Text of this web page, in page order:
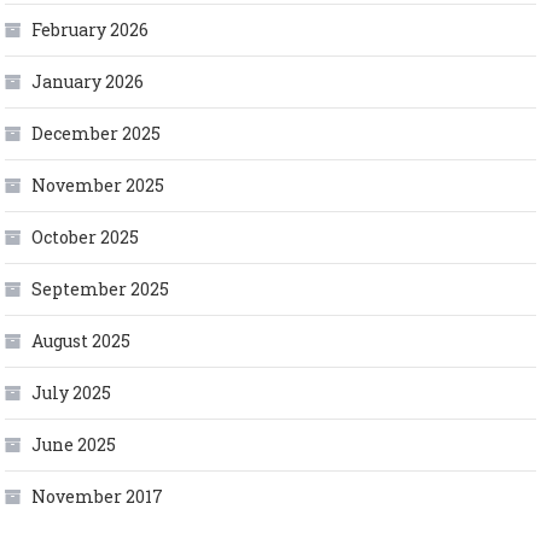
February 2026
January 2026
December 2025
November 2025
October 2025
September 2025
August 2025
July 2025
June 2025
November 2017